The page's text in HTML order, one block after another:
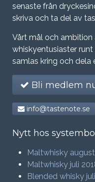
senaste från
skriva och ta del av
Vårt mål och ambition
whiskyentusiaster
samlas kring och dela
Bli medlem
info@tastenote.se
Nytt hos
Maltwhisky
Maltwhisky juli
Blended whisky